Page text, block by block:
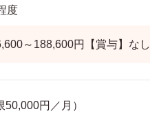
度
～188,600円【賞与】なし
円／月）